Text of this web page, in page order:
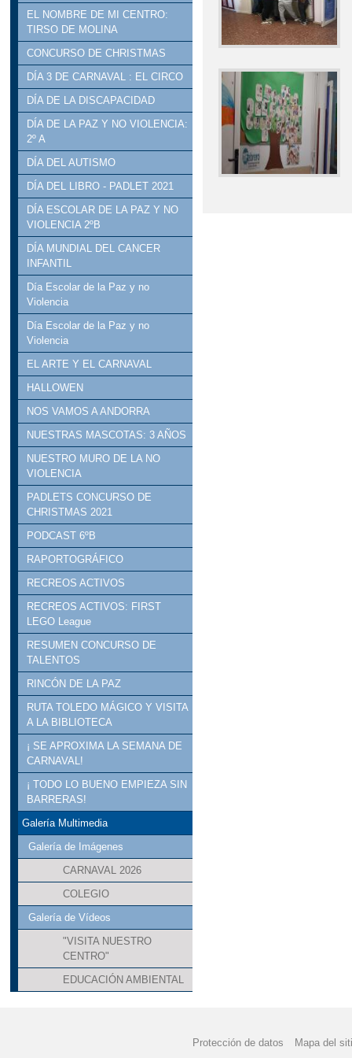
EL NOMBRE DE MI CENTRO:
TIRSO DE MOLINA
CONCURSO DE CHRISTMAS
DÍA 3 DE CARNAVAL : EL CIRCO
DÍA DE LA DISCAPACIDAD
DÍA DE LA PAZ Y NO VIOLENCIA:
2º A
DÍA DEL AUTISMO
DÍA DEL LIBRO - PADLET 2021
DÍA ESCOLAR DE LA PAZ Y NO
VIOLENCIA 2ºB
DÍA MUNDIAL DEL CANCER
INFANTIL
Día Escolar de la Paz y no
Violencia
Día Escolar de la Paz y no
Violencia
EL ARTE Y EL CARNAVAL
HALLOWEN
NOS VAMOS A ANDORRA
NUESTRAS MASCOTAS: 3 AÑOS
NUESTRO MURO DE LA NO
VIOLENCIA
PADLETS CONCURSO DE
CHRISTMAS 2021
PODCAST 6ºB
RAPORTOGRÁFICO
RECREOS ACTIVOS
RECREOS ACTIVOS: FIRST
LEGO League
RESUMEN CONCURSO DE
TALENTOS
RINCÓN DE LA PAZ
RUTA TOLEDO MÁGICO Y VISITA
A LA BIBLIOTECA
¡ SE APROXIMA LA SEMANA DE
CARNAVAL!
¡ TODO LO BUENO EMPIEZA SIN
BARRERAS!
Galería Multimedia
Galería de Imágenes
CARNAVAL 2026
COLEGIO
Galería de Vídeos
"VISITA NUESTRO
CENTRO"
EDUCACIÓN AMBIENTAL
Protección de datos Mapa del